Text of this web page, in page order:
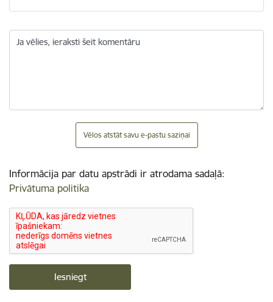
Ja vēlies, ieraksti šeit komentāru
Vēlos atstāt savu e-pastu saziņai
Informācija par datu apstrādi ir atrodama sadaļā:
Privātuma politika